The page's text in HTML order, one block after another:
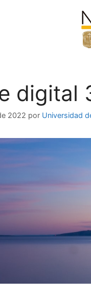
digital
2022 por Universidad